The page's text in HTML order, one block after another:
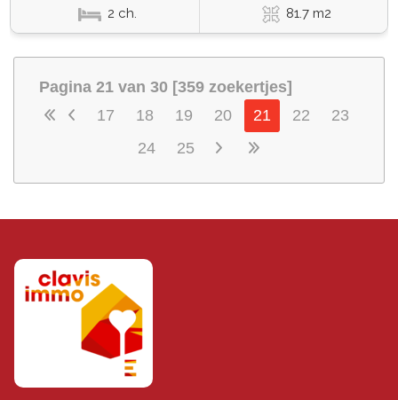
2 ch. 81.7 m2
Pagina 21 van 30 [359 zoekertjes]
17
18 19 20 21 22
23
24
25